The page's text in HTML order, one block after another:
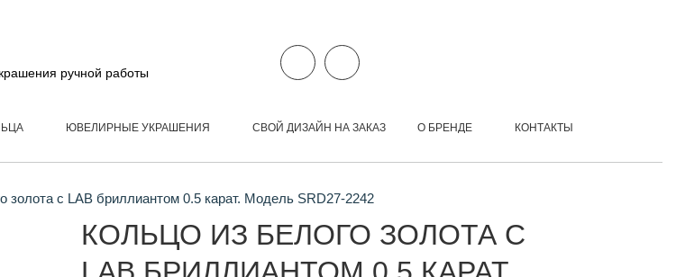
ручной работы
ЮВЕЛИРНЫЕ УКРАШЕНИЯ СВОЙ ДИЗАЙН НА ЗАКАЗ О БРЕНДЕ КОНТАКТЫ
золота с LAB бриллиантом 0.5 карат. Модель SRD27-2242
КОЛЬЦО ИЗ БЕЛОГО ЗОЛОТА С